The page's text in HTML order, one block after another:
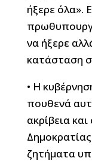
ήξερε όλα».
να ήξερε
κατάσταση
• Η
πουθενά
ακρίβεια
ζητήματα